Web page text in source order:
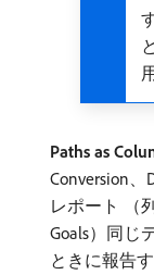
Paths as
Conversion、
レポート （
Goals）同じ
ときに報告